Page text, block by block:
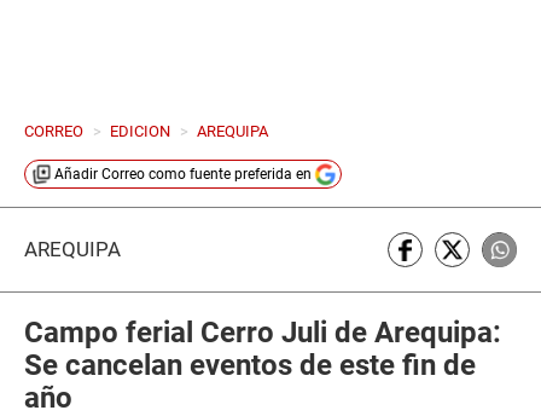
CORREO > EDICION > AREQUIPA
Añadir Correo como fuente preferida en
AREQUIPA
Campo ferial Cerro Juli de Arequipa:
Se cancelan eventos de este fin de
año